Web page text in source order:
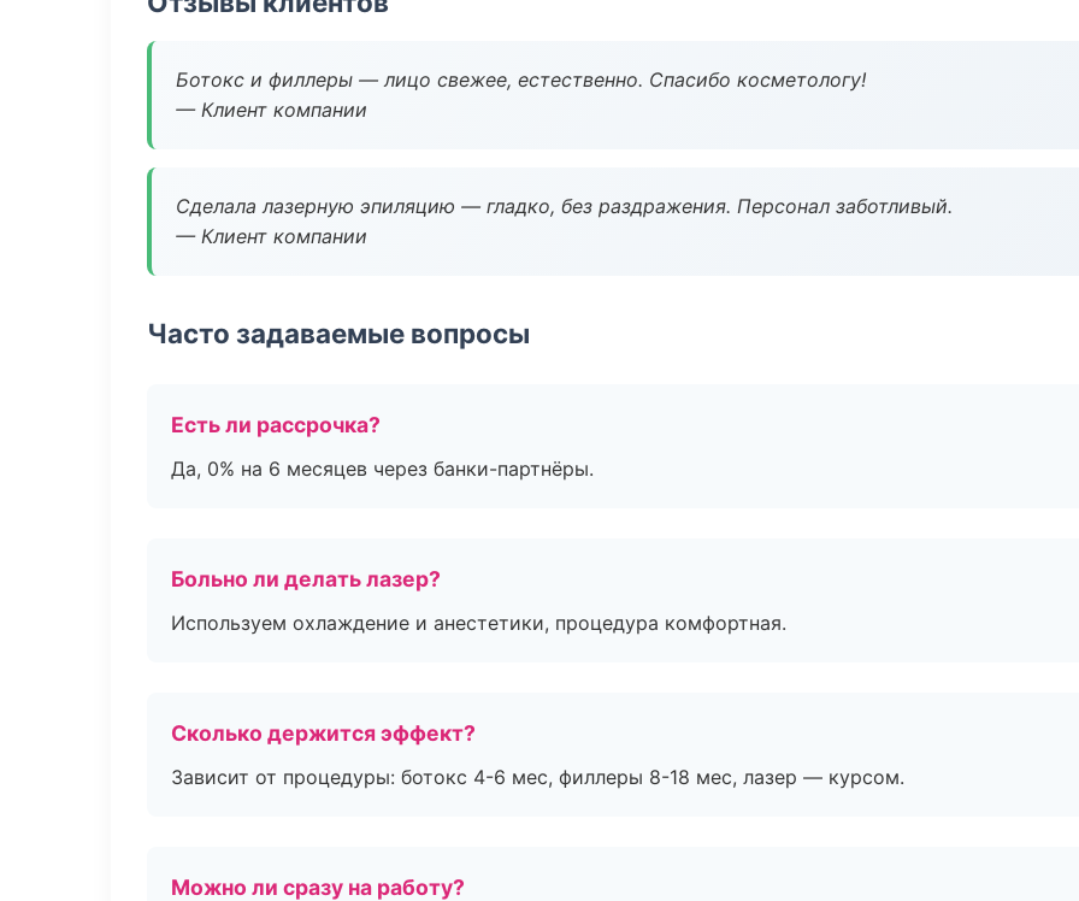
Ботокс и филлеры — лицо свежее, естественно. Спасибо косметологу!
— Клиент компании
Сделала лазерную эпиляцию — гладко, без раздражения. Персонал заботливый.
— Клиент компании
Часто задаваемые вопросы
Есть ли рассрочка?
Да, 0% на 6 месяцев через банки-партнёры.
Больно ли делать лазер?
Используем охлаждение и анестетики, процедура комфортная.
Сколько держится эффект?
Зависит от процедуры: ботокс 4-6 мес, филлеры 8-18 мес, лазер — курсом.
Можно ли сразу на работу?